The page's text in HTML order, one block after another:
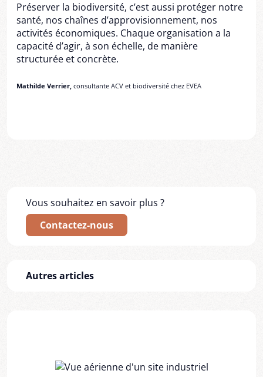
Préserver la biodiversité, c’est aussi protéger notre
santé, nos chaînes d’approvisionnement, nos
activités économiques. Chaque organisation a la
capacité d’agir, à son échelle, de manière
structurée et concrète.
Mathilde Verrier, consultante ACV et biodiversité chez EVEA
Vous souhaitez en savoir plus ?
Contactez-nous
Autres articles